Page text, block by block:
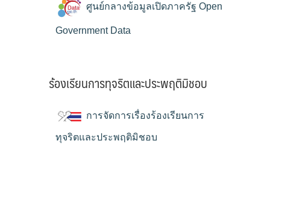
ศูนย์กลางข้อมูลเปิดภาครัฐ Open
Government Data
ร้องเรียนการทุจริตและประพฤติมิชอบ
การจัดการเรื่องร้องเรียนการ
ทุจริตและประพฤติมิชอบ